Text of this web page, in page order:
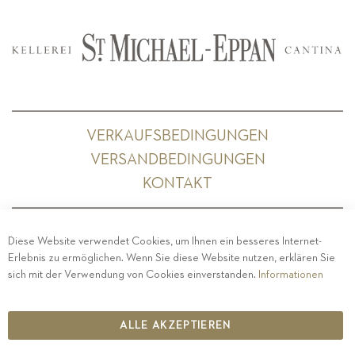
VERKAUFSBEDINGUNGEN
VERSANDBEDINGUNGEN
KONTAKT
PRIVACY-IMPRESSUM- COOKIE POLICY-
ETHISCHER KODEX
IT00126670215
Diese Website verwendet Cookies, um Ihnen ein besseres Internet-
Erlebnis zu ermöglichen. Wenn Sie diese Website nutzen, erklären Sie
sich mit der Verwendung von Cookies einverstanden. Informationen
ALLE AKZEPTIEREN